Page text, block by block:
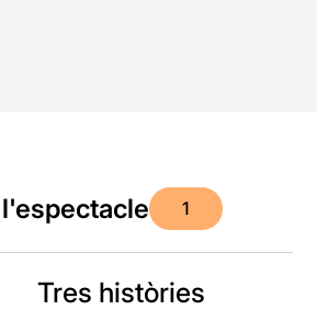
1
Tres històries